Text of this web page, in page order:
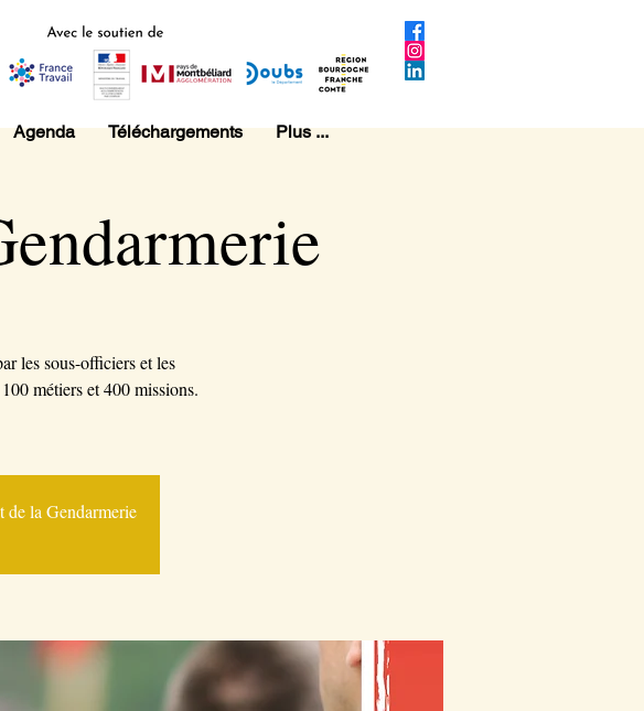
les sous-officiers et les
métiers et 400 missions.
de la Gendarmerie
Agenda Téléchargements Plus ...